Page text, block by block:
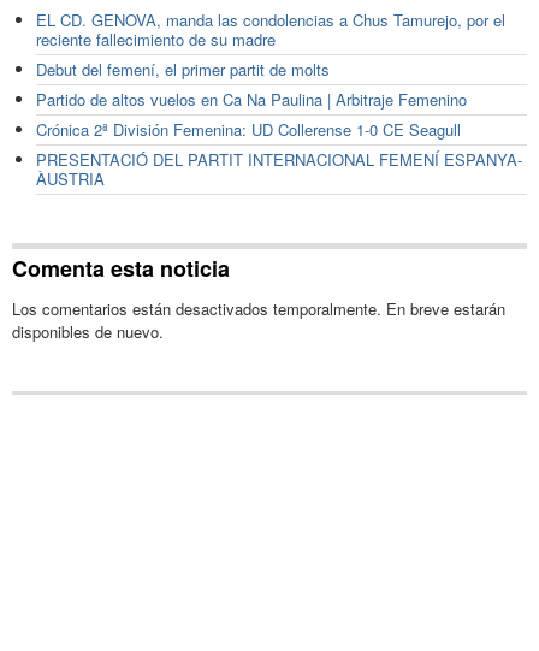
EL CD. GENOVA, manda las condolencias a Chus Tamurejo, por el
reciente fallecimiento de su madre
Debut del femení, el primer partit de molts
Partido de altos vuelos en Ca Na Paulina | Arbitraje Femenino
Crónica 2ª División Femenina: UD Collerense 1-0 CE Seagull
PRESENTACIÓ DEL PARTIT INTERNACIONAL FEMENÍ ESPANYA-
ÀUSTRIA
Comenta esta noticia
Los comentarios están desactivados temporalmente. En breve estarán
disponibles de nuevo.